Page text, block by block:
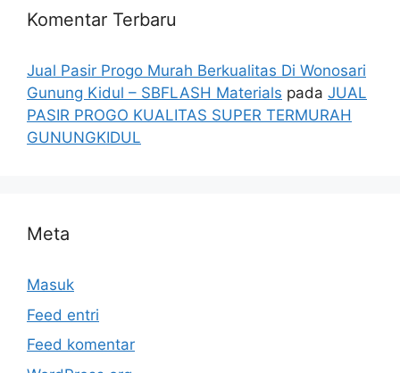
Komentar Terbaru
Jual Pasir Progo Murah Berkualitas Di Wonosari
Gunung Kidul – SBFLASH Materials pada JUAL
PASIR PROGO KUALITAS SUPER TERMURAH
GUNUNGKIDUL
Meta
Masuk
Feed entri
Feed komentar